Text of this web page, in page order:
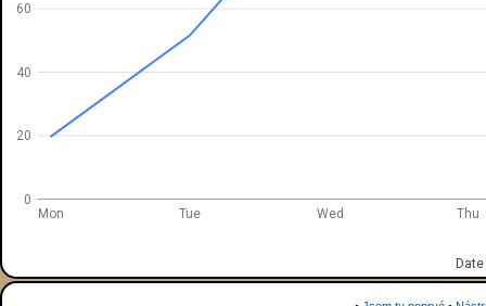
Mon Tue Wed Thu
Date
0
20
40
60